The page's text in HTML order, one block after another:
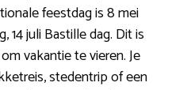
feestdag is 8 mei
14 juli Bastille dag. Dit is
vakantie te vieren. Je
stedentrip of een